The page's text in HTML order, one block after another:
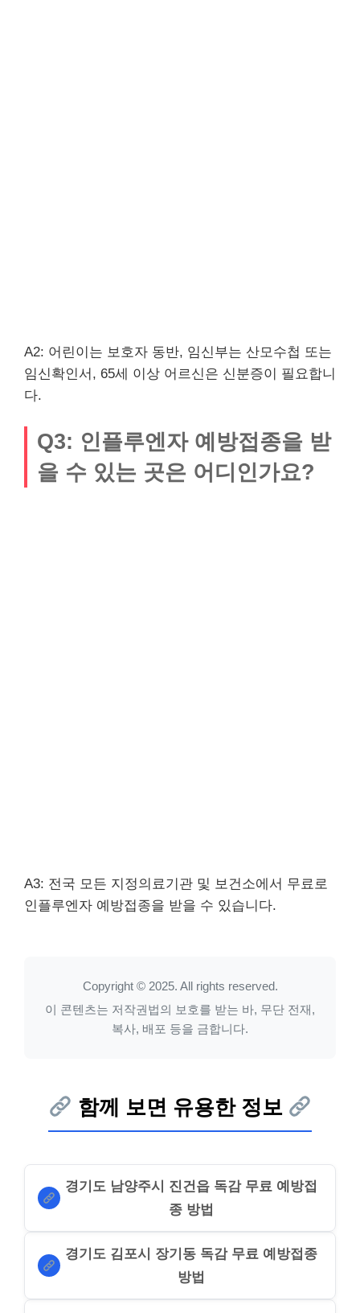
A2: 어린이는 보호자 동반, 임신부는 산모수첩 또는
임신확인서, 65세 이상 어르신은 신분증이 필요합니
다.
Q3: 인플루엔자 예방접종을 받
을 수 있는 곳은 어디인가요?
A3: 전국 모든 지정의료기관 및 보건소에서 무료로
인플루엔자 예방접종을 받을 수 있습니다.
Copyright © 2025. All rights reserved.
이 콘텐츠는 저작권법의 보호를 받는 바, 무단 전재,
복사, 배포 등을 금합니다.
함께 보면 유용한 정보
경기도 남양주시 진건읍 독감 무료 예방접
종 방법
경기도 김포시 장기동 독감 무료 예방접종
방법